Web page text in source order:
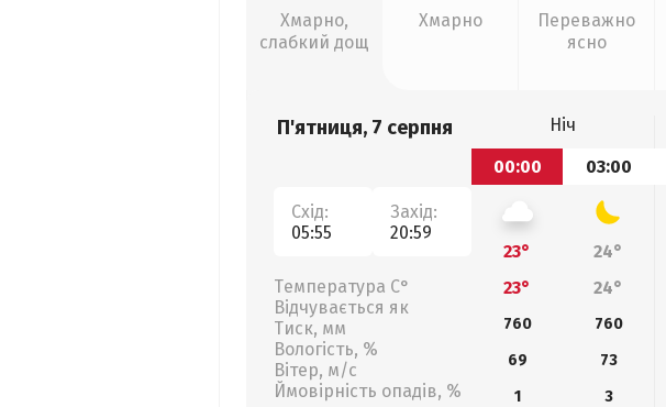
Хмарно,
слабкий дощ
Хмарно
Переважно
ясно
П'ятниця, 7 серпня
Схід:
05:55
Захід:
20:59
Температура С°
Відчувається як
Тиск, мм
Вологість, %
Вітер, м/с
Ймовірність опадів, %
Ніч
00:00
03:00
23° 24°
23°
24°
760 760
69
73
1
3